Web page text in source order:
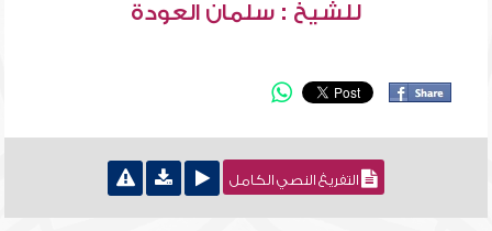
للشيخ : سلمان العودة
التفريغ النصي الكامل